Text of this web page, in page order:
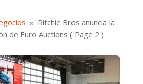
9 Ritchie Bros anuncia la
de Euro Auctions ( Page 2 )